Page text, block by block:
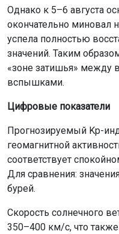
Однако к 5–6 августа
окончательно миновал
успела полностью
значений. Таким
«зоне затишья»
вспышками.
Цифровые показатели
Прогнозируемый Kp-
геомагнитной
соответствует
Для сравнения:
бурей.
Скорость солнечного
350–400 км/с, что